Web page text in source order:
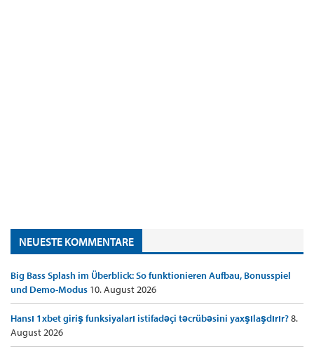
NEUESTE KOMMENTARE
Big Bass Splash im Überblick: So funktionieren Aufbau, Bonusspiel
und Demo-Modus 10. August 2026
Hansı 1xbet giriş funksiyaları istifadəçi təcrübəsini yaxşılaşdırır?8.
August 2026